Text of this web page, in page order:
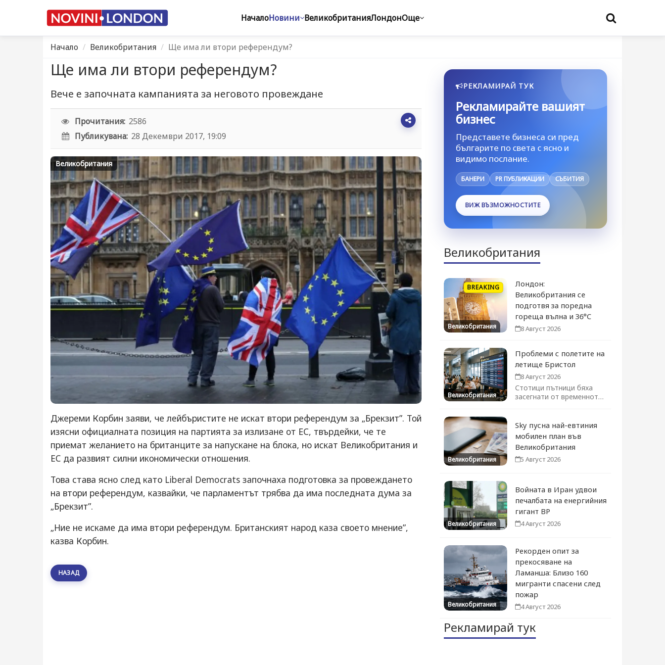
НачалоНовини ВеликобританияЛондонОще
Начало Великобритания Ще има ли втори референдум?
Ще има ли втори референдум?
Вече е започната кампанията за неговото провеждане
Прочитания: 2586
Публикувана: 28 Декември 2017, 19:09
Великобритания
Джереми Корбин заяви, че лейбъристите не искат втори референдум за „Брекзит”. Той
изясни официалната позиция на партията за излизане от ЕС, твърдейки, че те
приемат желанието на британците за напускане на блока, но искат Великобритания и
ЕС да развият силни икономически отношения.
Това става ясно след като Liberal Democrats започнаха подготовка за провеждането
на втори референдум, казвайки, че парламентът трябва да има последната дума за
„Брекзит”.
„Ние не искаме да има втори референдум. Британският народ каза своето мнение”,
казва Корбин.
НАЗАД
РЕКЛАМИРАЙ ТУК
Рекламирайте вашият
бизнес
Представете бизнеса си пред
българите по света с ясно и
видимо послание.
БАНЕРИ PR ПУБЛИКАЦИИ СЪБИТИЯ
ВИЖ ВЪЗМОЖНОСТИТЕ
Великобритания
BREAKING
Великобритания
Лондон:
Великобритания се
подготвя за поредна
гореща вълна и 36°C
8 Август 2026
Великобритания
Проблеми с полетите на
летище Бристол
8 Август 2026
Стотици пътници бяха
засегнати от временното
възстановява...
Великобритания
Sky пусна най-евтиния
мобилен план във
Великобритания
5 Август 2026
Великобритания
Войната в Иран удвои
печалбата на енергийния
гигант BP
4 Август 2026
Великобритания
Рекорден опит за
прекосяване на
Ламанша: Близо 160
мигранти спасени след
пожар
4 Август 2026
Рекламирай тук